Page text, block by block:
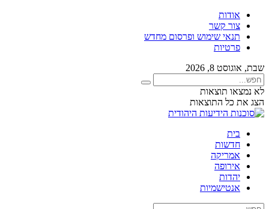
אודות
צור קשר
תנאי שימוש ופרסום מחדש
פרטיות
שבת, אוגוסט 8, 2026
לא נמצאו תוצאות
הצג את כל התוצאות
בית
חדשות
אמריקה
אירופה
יהדות
אנטישמיות